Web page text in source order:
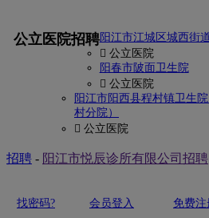
公立医院招聘阳江市江城区城西街
 公立医院
阳春市陂面卫生院
 公立医院
阳江市阳西县程村镇卫生
村分院）
 公立医院
招聘 - 阳江市悦辰诊所有限公司招聘
找密码? 会员登入 免费注